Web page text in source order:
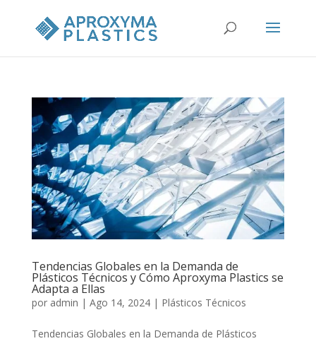
Tendencias Globales en la Demanda de
Plásticos Técnicos y Cómo Aproxyma Plastics se
Adapta a Ellas
por admin | Ago 14, 2024| Plásticos Técnicos
Tendencias Globales en la Demanda de Plásticos